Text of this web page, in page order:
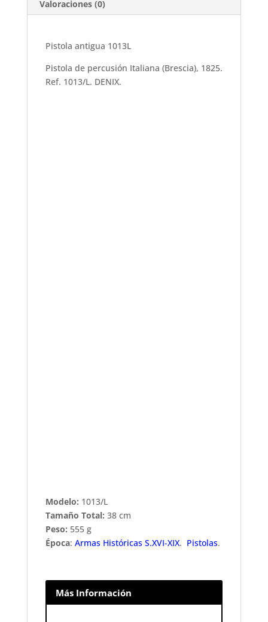
Valoraciones (0)
Pistola antigua 1013L
Pistola de percusión Italiana (Brescia), 1825.
Ref. 1013/L. DENIX.
Modelo: 1013/L
Tamaño Total: 38 cm
Peso: 555 g
Época: Armas Históricas S.XVI-XIX. Pistolas.
Más Información